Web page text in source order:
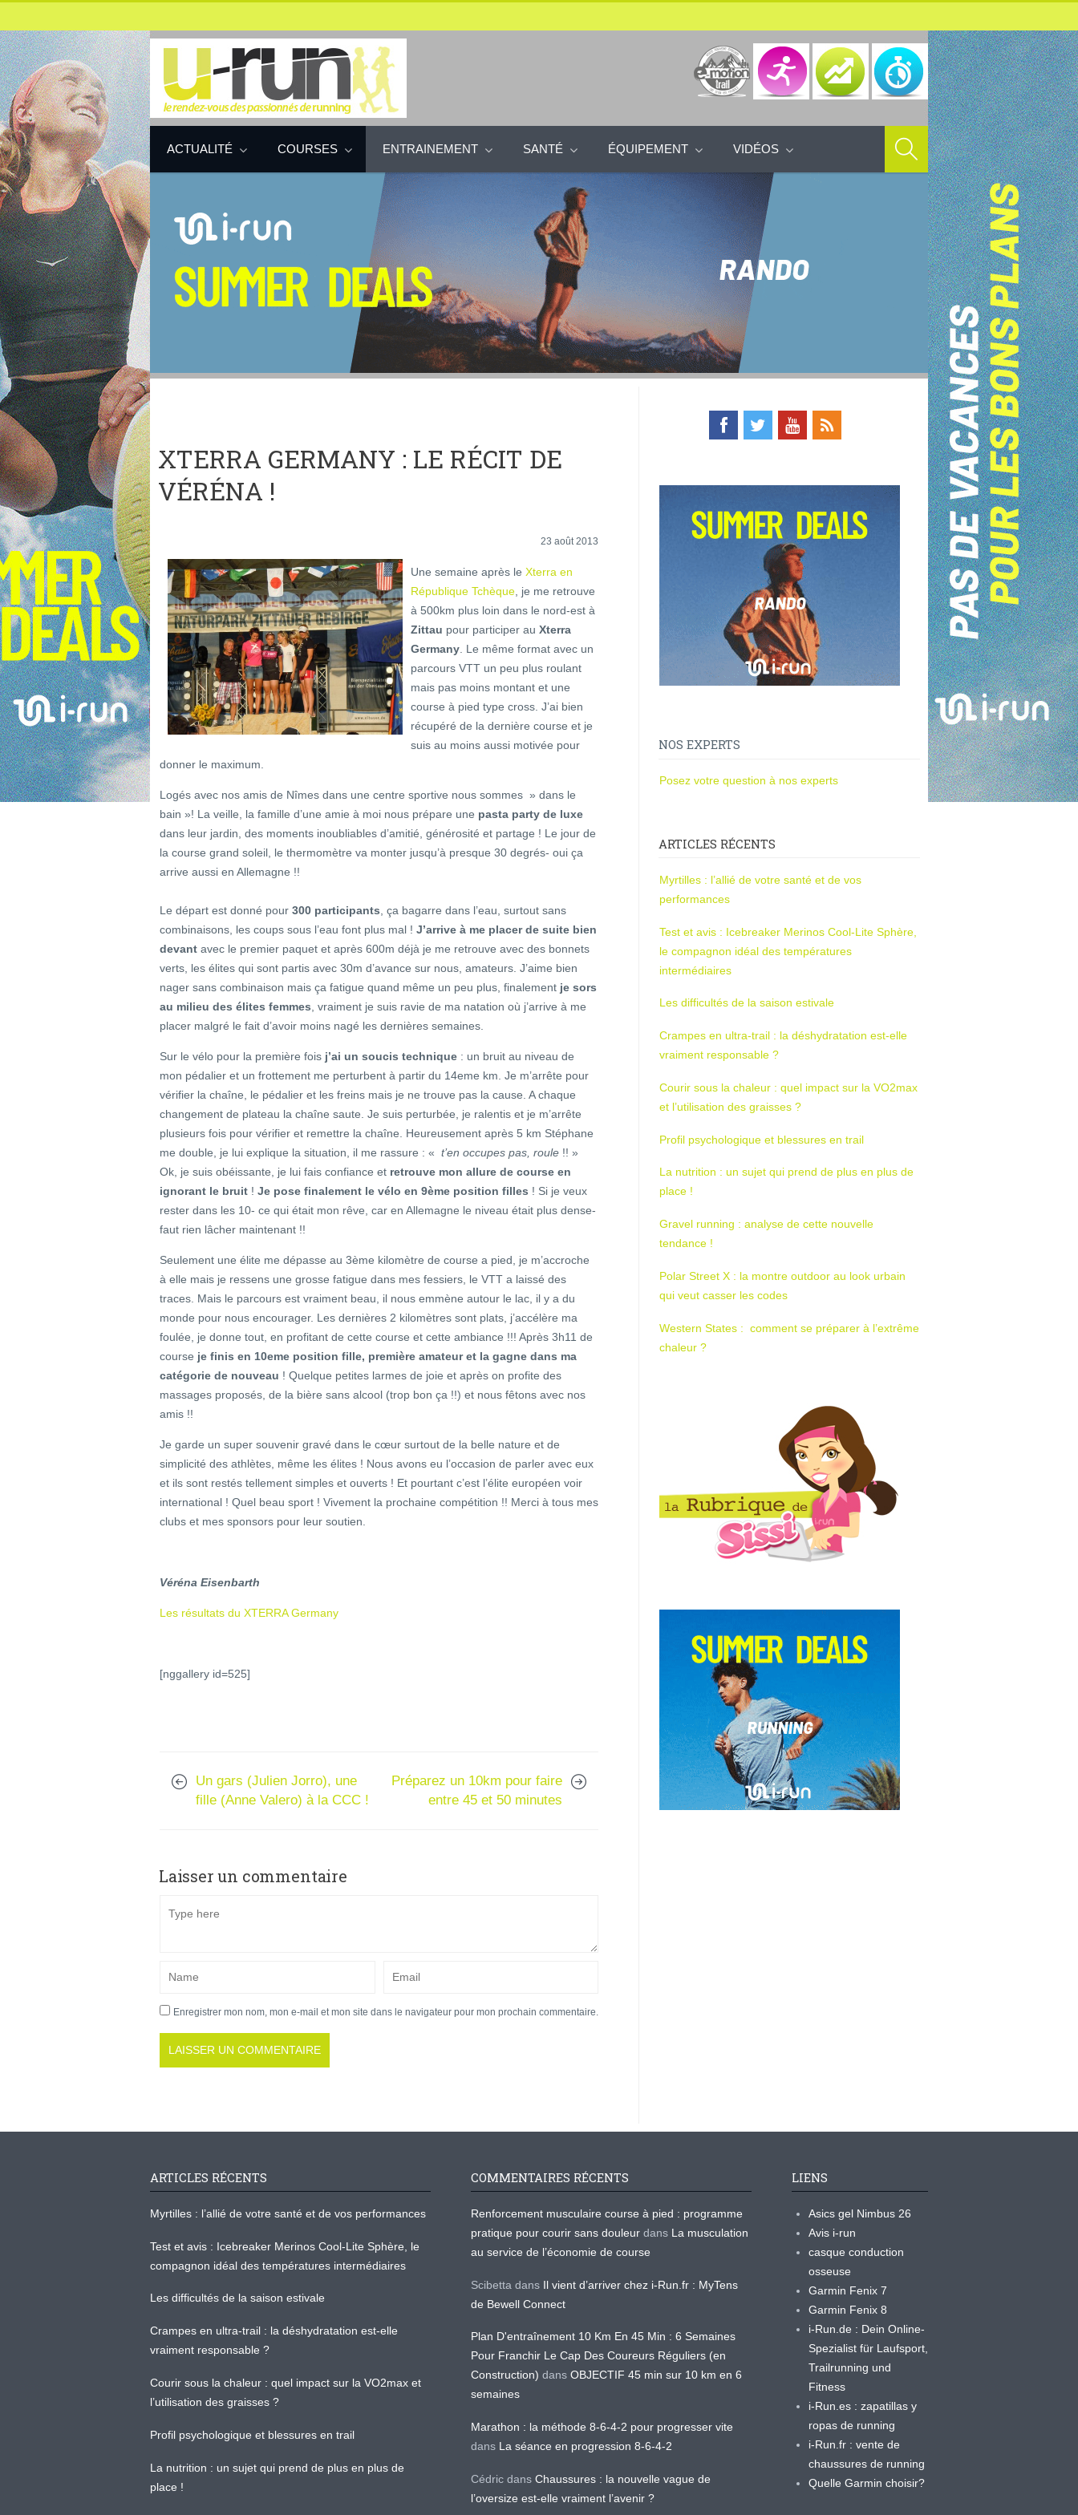
ACTUALITÉ COURSES ENTRAINEMENT SANTÉ ÉQUIPEMENT VIDÉOS
XTERRA GERMANY : LE RÉCIT DE
VÉRÉNA !
23 août 2013
Une semaine après le Xterra en
République Tchèque , je me retrouve
à 500km plus loin dans le nord-est à
Zittau pour participer au Xterra
Germany . Le même format avec un
parcours VTT un peu plus roulant
mais pas moins montant et une
course à pied type cross. J’ai bien
récupéré de la dernière course et je
suis au moins aussi motivée pour
donner le maximum.
Logés avec nos amis de Nîmes dans une centre sportive nous sommes » dans le
bain »! La veille, la famille d’une amie à moi nous prépare une pasta party de luxe
dans leur jardin, des moments inoubliables d’amitié, générosité et partage ! Le jour de
la course grand soleil, le thermomètre va monter jusqu’à presque 30 degrés- oui ça
arrive aussi en Allemagne !!
Le départ est donné pour 300 participants , ça bagarre dans l’eau, surtout sans
combinaisons, les coups sous l’eau font plus mal ! J’arrive à me placer de suite bien
devant avec le premier paquet et après 600m déjà je me retrouve avec des bonnets
verts, les élites qui sont partis avec 30m d’avance sur nous, amateurs. J’aime bien
nager sans combinaison mais ça fatigue quand même un peu plus, finalement je sors
au milieu des élites femmes , vraiment je suis ravie de ma natation où j’arrive à me
placer malgré le fait d’avoir moins nagé les dernières semaines.
Sur le vélo pour la première fois j’ai un soucis technique : un bruit au niveau de
mon pédalier et un frottement me perturbent à partir du 14eme km. Je m’arrête pour
vérifier la chaîne, le pédalier et les freins mais je ne trouve pas la cause. A chaque
changement de plateau la chaîne saute. Je suis perturbée, je ralentis et je m’arrête
plusieurs fois pour vérifier et remettre la chaîne. Heureusement après 5 km Stéphane
me double, je lui explique la situation, il me rassure : « t’en occupes pas, roule !! »
Ok, je suis obéissante, je lui fais confiance et retrouve mon allure de course en
ignorant le bruit ! Je pose finalement le vélo en 9ème position filles ! Si je veux
rester dans les 10- ce qui était mon rêve, car en Allemagne le niveau était plus dense-
faut rien lâcher maintenant !!
Seulement une élite me dépasse au 3ème kilomètre de course a pied, je m’accroche
à elle mais je ressens une grosse fatigue dans mes fessiers, le VTT a laissé des
traces. Mais le parcours est vraiment beau, il nous emmène autour le lac, il y a du
monde pour nous encourager. Les dernières 2 kilomètres sont plats, j’accélère ma
foulée, je donne tout, en profitant de cette course et cette ambiance !!! Après 3h11 de
course je finis en 10eme position fille, première amateur et la gagne dans ma
catégorie de nouveau ! Quelque petites larmes de joie et après on profite des
massages proposés, de la bière sans alcool (trop bon ça !!) et nous fêtons avec nos
amis !!
Je garde un super souvenir gravé dans le cœur surtout de la belle nature et de
simplicité des athlètes, même les élites ! Nous avons eu l’occasion de parler avec eux
et ils sont restés tellement simples et ouverts ! Et pourtant c’est l’élite européen voir
international ! Quel beau sport ! Vivement la prochaine compétition !! Merci à tous mes
clubs et mes sponsors pour leur soutien.
Véréna Eisenbarth
Les résultats du XTERRA Germany
[nggallery id=525]
Un gars (Julien Jorro), une
fille (Anne Valero) à la CCC !
Préparez un 10km pour faire
entre 45 et 50 minutes
Laisser un commentaire
Enregistrer mon nom, mon e-mail et mon site dans le navigateur pour mon prochain commentaire.
NOS EXPERTS
Posez votre question à nos experts
ARTICLES RÉCENTS
Myrtilles : l’allié de votre santé et de vos
performances
Test et avis : Icebreaker Merinos Cool-Lite Sphère,
le compagnon idéal des températures
intermédiaires
Les difficultés de la saison estivale
Crampes en ultra-trail : la déshydratation est-elle
vraiment responsable ?
Courir sous la chaleur : quel impact sur la VO2max
et l’utilisation des graisses ?
Profil psychologique et blessures en trail
La nutrition : un sujet qui prend de plus en plus de
place !
Gravel running : analyse de cette nouvelle
tendance !
Polar Street X : la montre outdoor au look urbain
qui veut casser les codes
Western States : comment se préparer à l’extrême
chaleur ?
ARTICLES RÉCENTS
Myrtilles : l’allié de votre santé et de vos performances
Test et avis : Icebreaker Merinos Cool-Lite Sphère, le
compagnon idéal des températures intermédiaires
Les difficultés de la saison estivale
Crampes en ultra-trail : la déshydratation est-elle
vraiment responsable ?
Courir sous la chaleur : quel impact sur la VO2max et
l’utilisation des graisses ?
Profil psychologique et blessures en trail
La nutrition : un sujet qui prend de plus en plus de
place !
COMMENTAIRES RÉCENTS
Renforcement musculaire course à pied : programme
pratique pour courir sans douleur dans La musculation
au service de l’économie de course
Scibetta dans Il vient d’arriver chez i-Run.fr : MyTens
de Bewell Connect
Plan D'entraînement 10 Km En 45 Min : 6 Semaines
Pour Franchir Le Cap Des Coureurs Réguliers (en
Construction) dans OBJECTIF 45 min sur 10 km en 6
semaines
Marathon : la méthode 8-6-4-2 pour progresser vite
dans La séance en progression 8-6-4-2
Cédric dans Chaussures : la nouvelle vague de
l’oversize est-elle vraiment l’avenir ?
LIENS
Asics gel Nimbus 26
Avis i-run
casque conduction
osseuse
Garmin Fenix 7
Garmin Fenix 8
i-Run.de : Dein Online-
Spezialist für Laufsport,
Trailrunning und
Fitness
i-Run.es : zapatillas y
ropas de running
i-Run.fr : vente de
chaussures de running
Quelle Garmin choisir?